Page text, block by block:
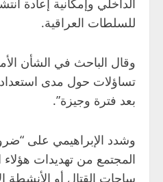
للسلطات العراقية.
تساؤلات حول مدى استعداد
بعد فترة وجيزة”.
وشدد الإبراهيمي على
المجتمع من تهديدات
ساحات القتال أو الأنشطة